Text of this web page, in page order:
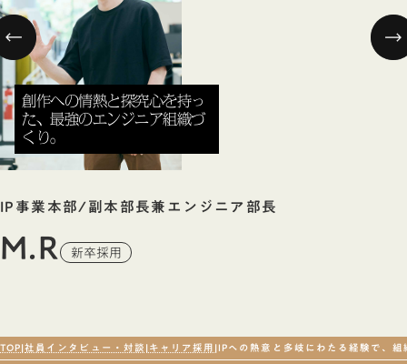
TOP 社員インタビュー・対談 キャリア採用 IPへの熱意と多岐にわたる経験で、
創作への情熱と探究心を持っ
た、最強のエンジニア組織づ
くり。
IP事業本部/副本部長兼エンジニア部長
M.R 新卒採用